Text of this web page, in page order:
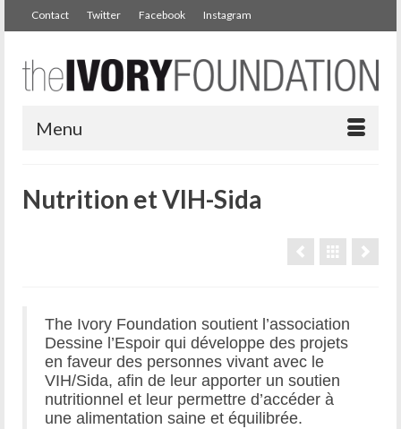
Contact Twitter Facebook Instagram
Menu
Nutrition et VIH-Sida
The Ivory Foundation soutient l’association
Dessine l’Espoir qui développe des projets
en faveur des personnes vivant avec le
VIH/Sida, afin de leur apporter un soutien
nutritionnel et leur permettre d’accéder à
une alimentation saine et équilibrée.